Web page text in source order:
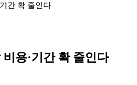
간 확 줄인다
용·기간 확 줄인다